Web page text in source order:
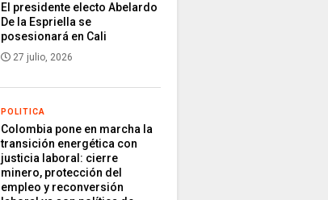
El presidente electo Abelardo
De la Espriella se
posesionará en Cali
27 julio, 2026
POLITICA
Colombia pone en marcha la
transición energética con
justicia laboral: cierre
minero, protección del
empleo y reconversión